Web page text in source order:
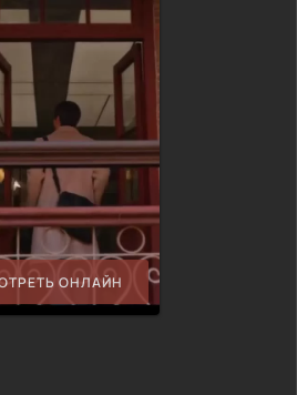
ОНЛАЙН